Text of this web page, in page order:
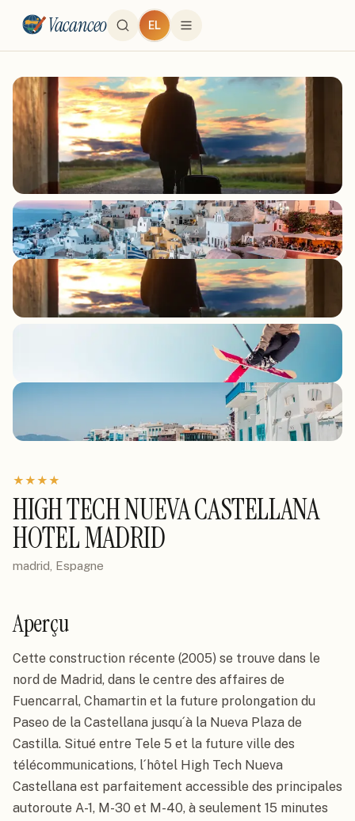
Vacanceo EL
★★★★
HIGH TECH NUEVA CASTELLANA
HOTEL MADRID
madrid, Espagne
Aperçu
Cette construction récente (2005) se trouve dans le
nord de Madrid, dans le centre des affaires de
Fuencarral, Chamartin et la future prolongation du
Paseo de la Castellana jusqu´à la Nueva Plaza de
Castilla. Situé entre Tele 5 et la future ville des
télécommunications, l´hôtel High Tech Nueva
Castellana est parfaitement accessible des principales
autoroute A-1, M-30 et M-40, à seulement 15 minutes